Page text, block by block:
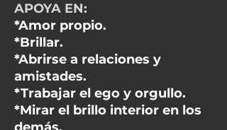
APOYA EN:
*Amor propio.
*Brillar.
*Abrirse a relaciones y
amistades.
*Trabajar el ego y orgullo.
*Mirar el brillo interior en los